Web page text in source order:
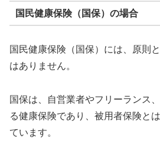
国民健康保険（国保）の場合
国民健康保険（国保）には、原則
はありません。
国保は、自営業者やフリーランス
る健康保険であり、被用者保険と
ています。